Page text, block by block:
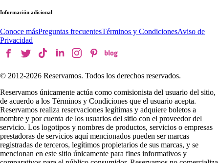
Información adicional
Conoce másPreguntas frecuentesTérminos y CondicionesAviso de
Privacidad
© 2012-2026 Reservamos. Todos los derechos reservados.
Reservamos únicamente actúa como comisionista del usuario del sitio,
de acuerdo a los Términos y Condiciones que el usuario acepta.
Reservamos realiza reservaciones legítimas y adquiere boletos a
nombre y por cuenta de los usuarios del sitio con el proveedor del
servicio. Los logotipos y nombres de productos, servicios o empresas
prestadoras de servicios aquí mencionados pueden ser marcas
registradas de terceros, legítimos propietarios de sus marcas, y se
mencionan en este sitio únicamente para fines informativos y